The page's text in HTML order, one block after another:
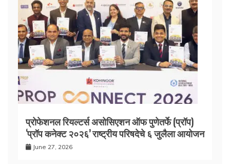
प्रोफेशनल रियल्टर्स असोसिएशन ऑफ पुणेतर्फे (प्रॉप)
‘प्रॉप कनेक्ट २०२६’ राष्ट्रीय परिषदेचे ६ जुलैला आयोजन
June 27, 2026